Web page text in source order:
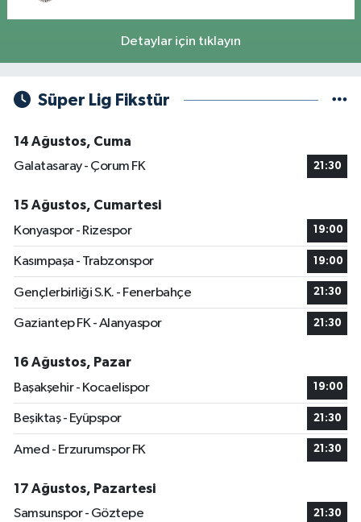
Detaylar için tıklayın
Süper Lig Fikstür
14 Ağustos, Cuma
Galatasaray - Çorum FK
21:30
15 Ağustos, Cumartesi
Konyaspor - Rizespor
19:00
Kasımpaşa - Trabzonspor 19:00
Gençlerbirliği S.K. - Fenerbahçe 21:30
Gaziantep FK - Alanyaspor 21:30
16 Ağustos, Pazar
Başakşehir - Kocaelispor
19:00
Beşiktaş - Eyüpspor 21:30
Amed - Erzurumspor FK 21:30
17 Ağustos, Pazartesi
Samsunspor - Göztepe
21:30